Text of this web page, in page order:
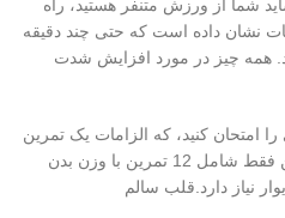
شما از ورزش متنفر هستید، راه
نشان داده است که حتی چند دقیقه
همه چیز در مورد افزایش شدت
علمی 7 دقیقه ای را امتحان کنید، که الزامات یک تمرین
با شدت بالا را برآورده می کند. این فقط شامل 12 تمرین با وزن بدن
نیاز دارد.قلب سالم